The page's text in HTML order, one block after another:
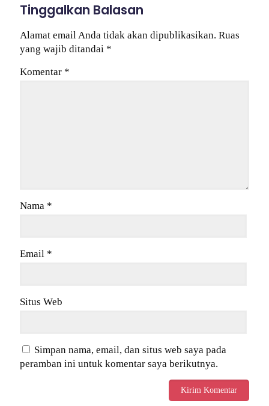
Tinggalkan Balasan
Alamat email Anda tidak akan dipublikasikan. Ruas
yang wajib ditandai *
Komentar *
Nama *
Email *
Situs Web
Simpan nama, email, dan situs web saya pada
peramban ini untuk komentar saya berikutnya.